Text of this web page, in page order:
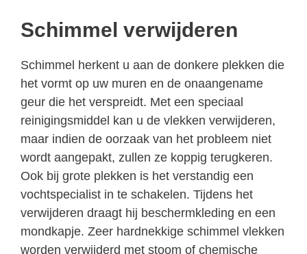
Schimmel verwijderen
Schimmel herkent u aan de donkere plekken die
het vormt op uw muren en de onaangename
geur die het verspreidt. Met een speciaal
reinigingsmiddel kan u de vlekken verwijderen,
maar indien de oorzaak van het probleem niet
wordt aangepakt, zullen ze koppig terugkeren.
Ook bij grote plekken is het verstandig een
vochtspecialist in te schakelen. Tijdens het
verwijderen draagt hij beschermkleding en een
mondkapje. Zeer hardnekkige schimmel vlekken
worden verwijderd met stoom of chemische